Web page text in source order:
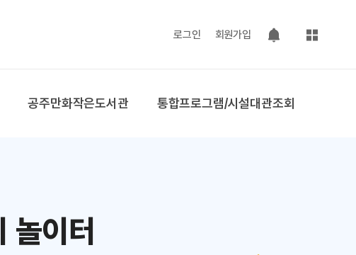
로그인 회원가입
팝업 열기
사이트맵
공주만화작은도서관 통합프로그램/시설대관조회
놀이터